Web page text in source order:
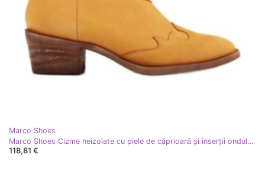
Marco Shoes
Marco Shoes Cizme neizolate cu piele de căprioară și inserții ondulate maro galben
118,81 €